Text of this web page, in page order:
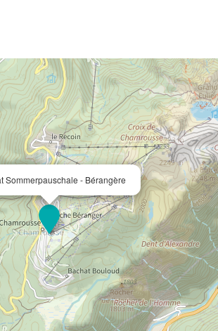
Sommerpauschale - Bérangère